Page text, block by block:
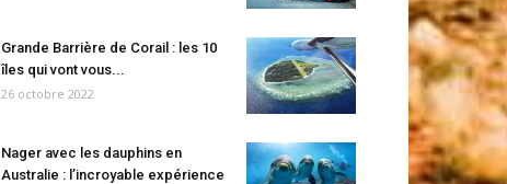
Grande Barrière de Corail : les 10
îles qui vont vous...
26 octobre 2022
Nager avec les dauphins en
Australie : l’incroyable expérience